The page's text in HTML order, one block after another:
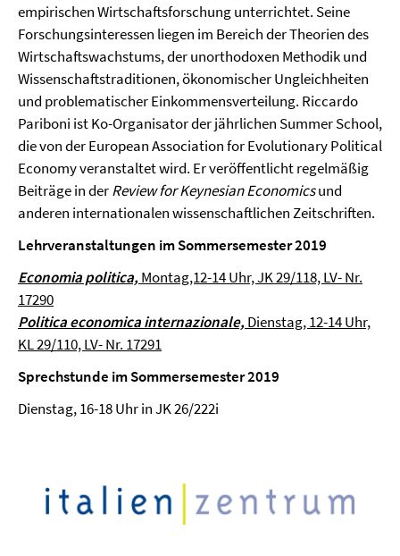
empirischen Wirtschaftsforschung unterrichtet. Seine
Forschungsinteressen liegen im Bereich der Theorien des
Wirtschaftswachstums, der unorthodoxen Methodik und
Wissenschaftstraditionen, ökonomischer Ungleichheiten
und problematischer Einkommensverteilung. Riccardo
Pariboni ist Ko-Organisator der jährlichen Summer School,
die von der European Association for Evolutionary Political
Economy veranstaltet wird. Er veröffentlicht regelmäßig
Beiträge in derReview for Keynesian Economicsund
anderen internationalen wissenschaftlichen Zeitschriften.
Lehrveranstaltungen im Sommersemester 2019
Economia politica, Montag,12-14 Uhr, JK 29/118, LV- Nr.
17290
Politica economica internazionale, Dienstag, 12-14 Uhr,
KL 29/110, LV- Nr. 17291
Sprechstunde im Sommersemester 2019
Dienstag, 16-18 Uhr in JK 26/222i